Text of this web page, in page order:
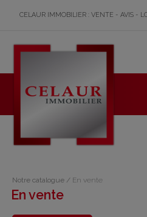
CELAUR IMMOBILIER : VENTE - AVIS -
Notre catalogue / En vente
En vente